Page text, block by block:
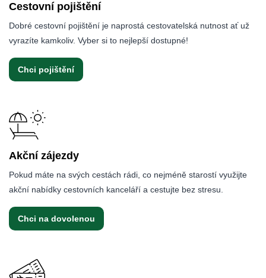
Cestovní pojištění
Dobré cestovní pojištění je naprostá cestovatelská nutnost ať už
vyrazíte kamkoliv. Vyber si to nejlepší dostupné!
Chci pojištění
Akční zájezdy
Pokud máte na svých cestách rádi, co nejméně starostí využijte
akční nabídky cestovních kanceláří a cestujte bez stresu.
Chci na dovolenou